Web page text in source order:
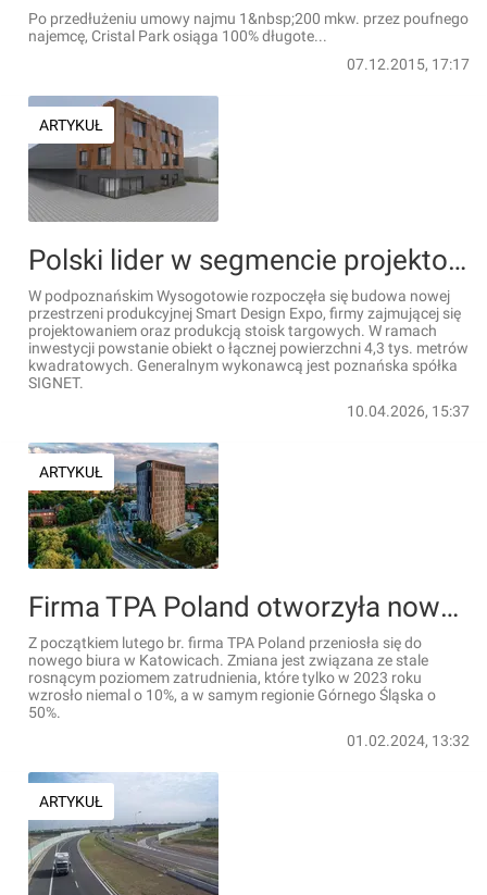
Po przedłużeniu umowy najmu 1&nbsp;200 mkw. przez poufnego
najemcę, Cristal Park osiąga 100% długote...
07.12.2015, 17:17
ARTYKUŁ
Polski lider w segmencie projektowania i produkcji stoisk targowych rozbuduje fabrykę pod Poznaniem
W podpoznańskim Wysogotowie rozpoczęła się budowa nowej
przestrzeni produkcyjnej Smart Design Expo, firmy zajmującej się
projektowaniem oraz produkcją stoisk targowych. W ramach
inwestycji powstanie obiekt o łącznej powierzchni 4,3 tys. metrów
kwadratowych. Generalnym wykonawcą jest poznańska spółka
SIGNET.
10.04.2026, 15:37
ARTYKUŁ
Firma TPA Poland otworzyła nowe biuro w Katowicach
Z początkiem lutego br. firma TPA Poland przeniosła się do
nowego biura w Katowicach. Zmiana jest związana ze stale
rosnącym poziomem zatrudnienia, które tylko w 2023 roku
wzrosło niemal o 10%, a w samym regionie Górnego Śląska o
50%.
01.02.2024, 13:32
ARTYKUŁ